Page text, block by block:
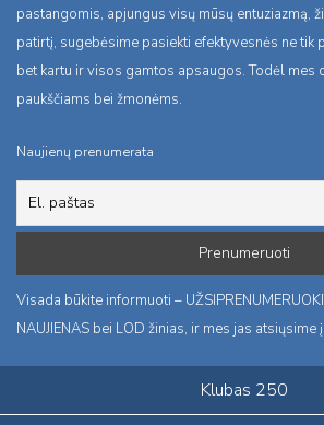
pastangomis, apjungus visų mūsų entuziazmą,
patirtį, sugebėsime pasiekti efektyvesnės ne tik
bet kartu ir visos gamtos apsaugos. Todėl mes
paukščiams bei žmonėms.
Naujienų prenumerata
Visada būkite informuoti –
NAUJIENAS bei LOD žinias, ir mes jas atsiųsime
Klubas 250